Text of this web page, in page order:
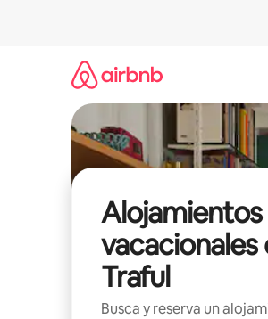
Alojamientos
vacacionales
Traful
Busca y reserva un